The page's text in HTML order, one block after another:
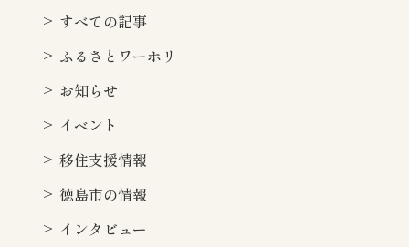
すべての記事
ふるさとワーホリ
お知らせ
イベント
移住支援情報
徳島市の情報
インタビュー